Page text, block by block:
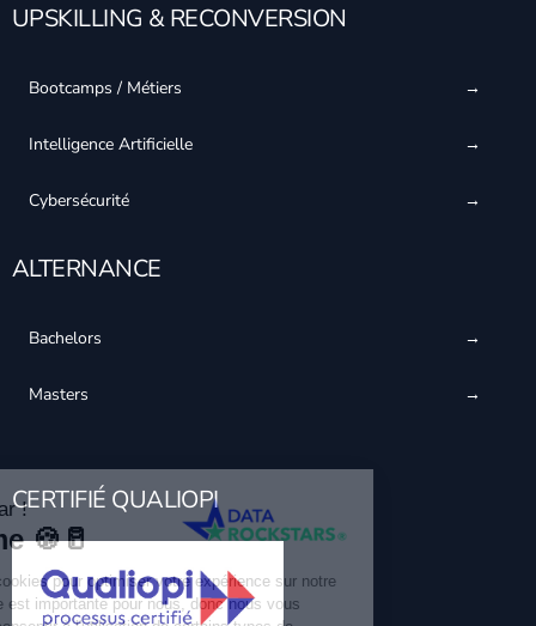
UPSKILLING & RECONVERSION
Bootcamps / Métiers
Intelligence Artificielle
Cybersécurité
ALTERNANCE
Bachelors
Masters
CERTIFIÉ QUALIOPI